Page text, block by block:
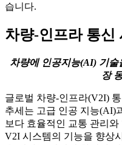
습니다.
차량-인프라 통신
차량에 인공지능(AI) 기
장
글로벌 차량-인프라(V2I)
추세는 고급 인공 지능(AI)
보다 효율적인 교통 관리
V2I 시스템의 기능을 향상